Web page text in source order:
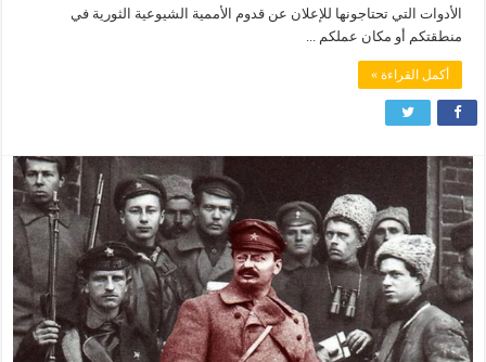
الأدوات التي تحتاجونها للإعلان عن قدوم الأممية الشيوعية الثورية في
منطقتكم أو مكان عملكم ...
أكمل القراءة »